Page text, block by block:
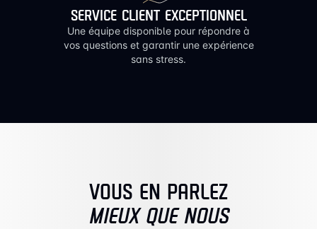
SERVICE CLIENT EXCEPTIONNEL
Une équipe disponible pour répondre à
vos questions et garantir une expérience
sans stress.
VOUS EN PARLEZ
MIEUX QUE NOUS